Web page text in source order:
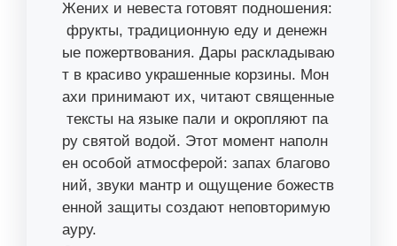
Жених и невеста готовят подношения:
фрукты, традиционную еду и денежн
ые пожертвования. Дары раскладываю
т в красиво украшенные корзины. Мон
ахи принимают их, читают священные
тексты на языке пали и окропляют па
ру святой водой. Этот момент наполн
ен особой атмосферой: запах благово
ний, звуки мантр и ощущение божеств
енной защиты создают неповторимую
ауру.